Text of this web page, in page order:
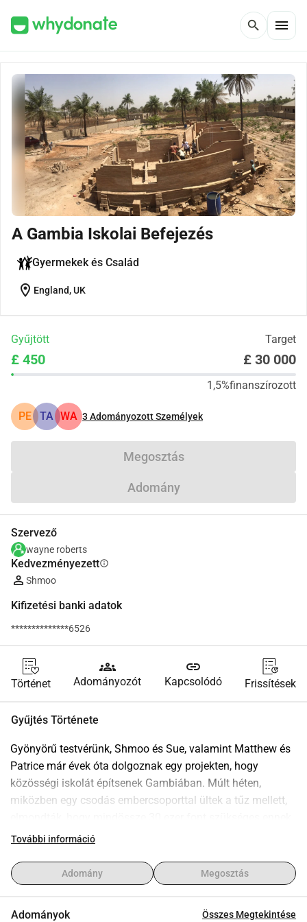
search menu
A Gambia Iskolai Befejezés
Gyermekek és Család
location_on England, UK
Gyűjtött Target
£ 450 £ 30 000
1,5%finanszírozott
PE TA WA 3Adományozott Személyek
Megosztás
Adomány
Szervező
wayne roberts
Kedvezményezettinfo
Shmoo
Kifizetési banki adatok
**************6526
Történet
groups
Adományozót
link
Kapcsolódó Frissítések
Gyűjtés Története
Gyönyörű testvérünk, Shmoo és Sue, valamint Matthew és
Patrice már évek óta dolgoznak egy projekten, hogy
közösségi iskolát építsenek Gambiában. Múlt héten,
miközben egy csodás embercsoporttal ültek a tűz mellett,
a csodálatos projektnek a befejezéséhez, amely már jól
https://www.gibc.love/
Kérem minden barátomat, ismerősömet, kollégámat és
További információ
Adomány Megosztás
Adományok Összes Megtekintése